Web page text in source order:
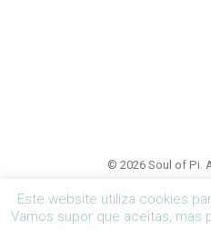
© 2026 Soul of Pi.
Este website utiliza cookies
Vamos supor que aceitas, mas